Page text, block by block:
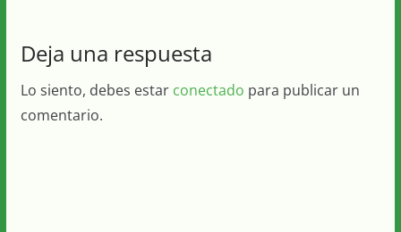
Deja una respuesta
Lo siento, debes estar conectado para publicar un
comentario.